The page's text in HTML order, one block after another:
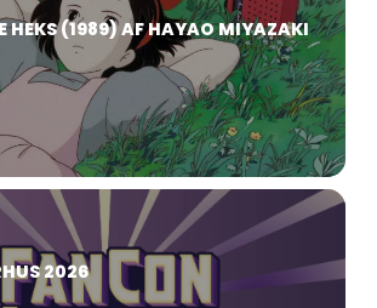
HEKS (1989) AF HAYAO MIYAZAKI
2026